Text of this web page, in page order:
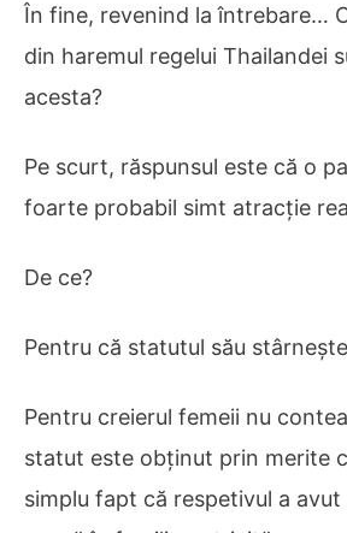
În fine, revenind la întrebare…
din haremul regelui Thailandei
acesta?
Pe scurt, răspunsul este că o
foarte probabil simt atracție
De ce?
Pentru că statutul său
Pentru creierul femeii nu
statut este obținut prin merite
simplu fapt că respetivul a avut